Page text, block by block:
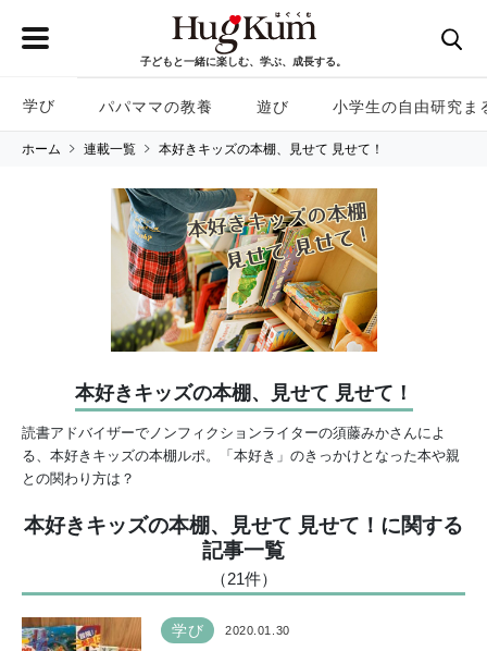
子どもと一緒に楽しむ、学ぶ、成長する。
学び パパママの教養 遊び 小学生の自由研究ま
ホーム 連載一覧 本好きキッズの本棚、見せて 見せて！
本好きキッズの本棚、見せて 見せて！
読書アドバイザーでノンフィクションライターの須藤みかさんによ
る、本好きキッズの本棚ルポ。「本好き」のきっかけとなった本や親
との関わり方は？
本好きキッズの本棚、見せて 見せて！に関する
記事一覧
（21件）
学び 2020.01.30